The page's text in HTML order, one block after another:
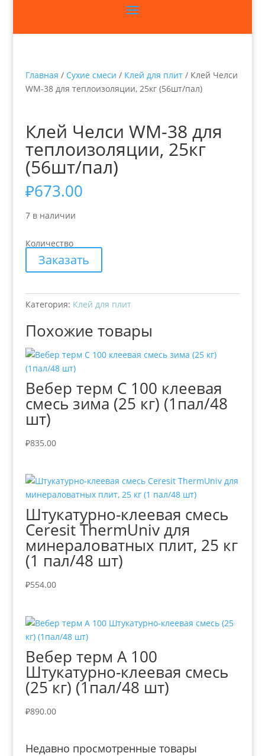
Главная / Сухие смеси / Клей для плит/ Клей Челси
WM-38 для теплоизоляции, 25кг (56шт/пал)
Клей Челси WM-38 для
теплоизоляции, 25кг
(56шт/пал)
₽673.00
7 в наличии
Количество
Заказать
Категория: Клей для плит
Похожие товары
Вебер терм C 100 клеевая
смесь зима (25 кг) (1пал/48
шт)
₽835.00
Штукатурно-клеевая смесь
Ceresit ThermUniv для
минераловатных плит, 25 кг
(1 пал/48 шт)
₽554.00
Вебер терм А 100
Штукатурно-клеевая смесь
(25 кг) (1пал/48 шт)
₽890.00
Недавно просмотренные товары